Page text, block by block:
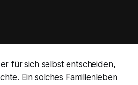
für sich selbst entscheiden,
Ein solches Familienleben